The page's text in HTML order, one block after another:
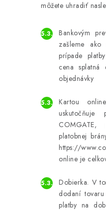
môžete uhradiť
Bankovým
zašleme ako
prípade
cena
objednávky
Kartou
uskutočňuje
platobnej
https://
online je
Dobierka. V
dodaní
platby na